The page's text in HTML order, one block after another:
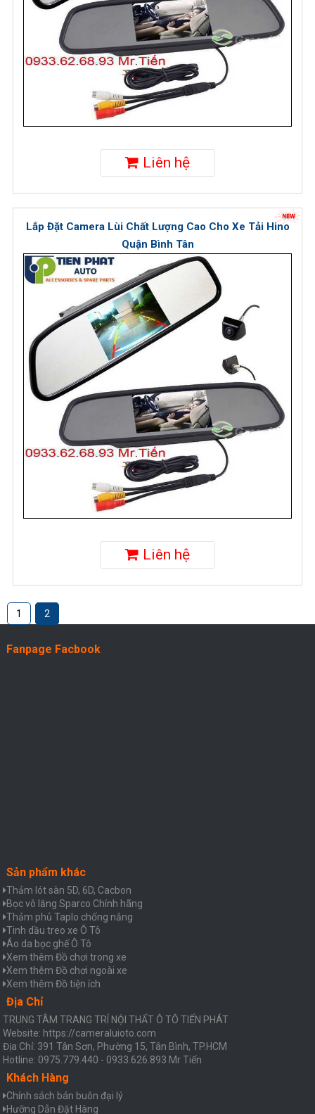
Liên hệ
Lắp Đặt Camera Lùi Chất Lượng Cao Cho Xe Tải Hino
Quận Bình Tân
Liên hệ
1 2
Fanpage Facbook
Sản phẩm khác
Thảm lót sàn 5D, 6D, Cacbon
Bọc vô lăng Sparco Chính hãng
Thảm phủ Taplo chống nắng
Tinh dầu treo xe Ô Tô
Áo da bọc ghế Ô Tô
Xem thêm Đồ chơi trong xe
Xem thêm Đồ chơi ngoài xe
Xem thêm Đồ tiện ích
Địa Chỉ
TRUNG TÂM TRANG TRÍ NỘI THẤT Ô TÔ TIẾN PHÁT
Website: https://cameraluioto.com
Địa Chỉ: 391 Tân Sơn, Phường 15, Tân Bình, TP.HCM
Hotline: 0975.779.440 - 0933.626.893 Mr Tiến
Khách Hàng
Chính sách bán buôn đại lý
Hưỡng Dẫn Đặt Hàng